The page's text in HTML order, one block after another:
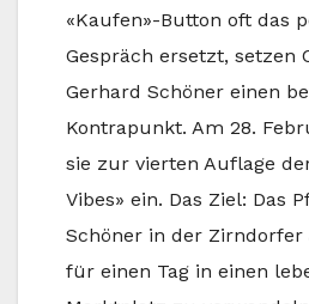
«Kaufen»-Button oft das
Gespräch ersetzt, setzen
Gerhard Schöner einen
Kontrapunkt. Am 28.
sie zur vierten Auflage
Vibes» ein. Das Ziel: Das
Schöner in der Zirndorfer
für einen Tag in einen